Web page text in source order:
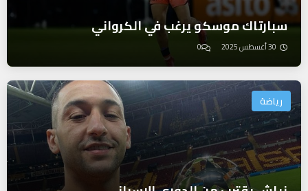
سبارتاك موسكو يرغب في الكرواني
30 أغسطس 2025 0
رياضة